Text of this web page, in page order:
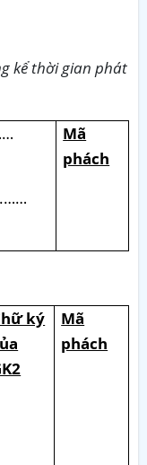
kể thời gian phát
Mã
phách
ký
Mã
phách